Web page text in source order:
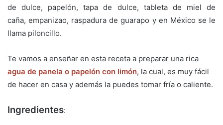
de dulce, papelón, tapa de dulce, tableta de miel de
caña, empanizao, raspadura de guarapo y en México se le
llama piloncillo.
Te vamos a enseñar en esta receta a preparar una rica
agua de panela o papelón con limón, la cual, es muy fácil
de hacer en casa y además la puedes tomar fría o caliente.
Ingredientes: